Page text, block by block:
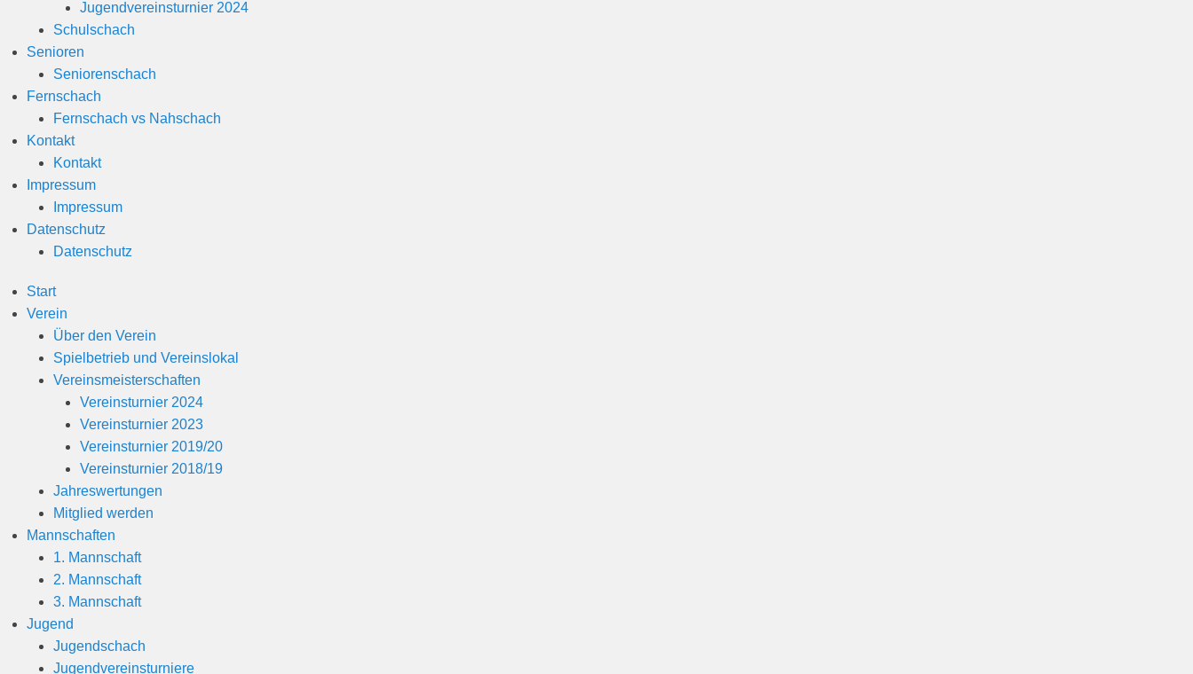
Jugendvereinsturnier 2024
Schulschach
Senioren
Seniorenschach
Fernschach
Fernschach vs Nahschach
Kontakt
Kontakt
Impressum
Impressum
Datenschutz
Datenschutz
Start
Verein
Über den Verein
Spielbetrieb und Vereinslokal
Vereinsmeisterschaften
Vereinsturnier 2024
Vereinsturnier 2023
Vereinsturnier 2019/20
Vereinsturnier 2018/19
Jahreswertungen
Mitglied werden
Mannschaften
1. Mannschaft
2. Mannschaft
3. Mannschaft
Jugend
Jugendschach
Jugendvereinsturniere